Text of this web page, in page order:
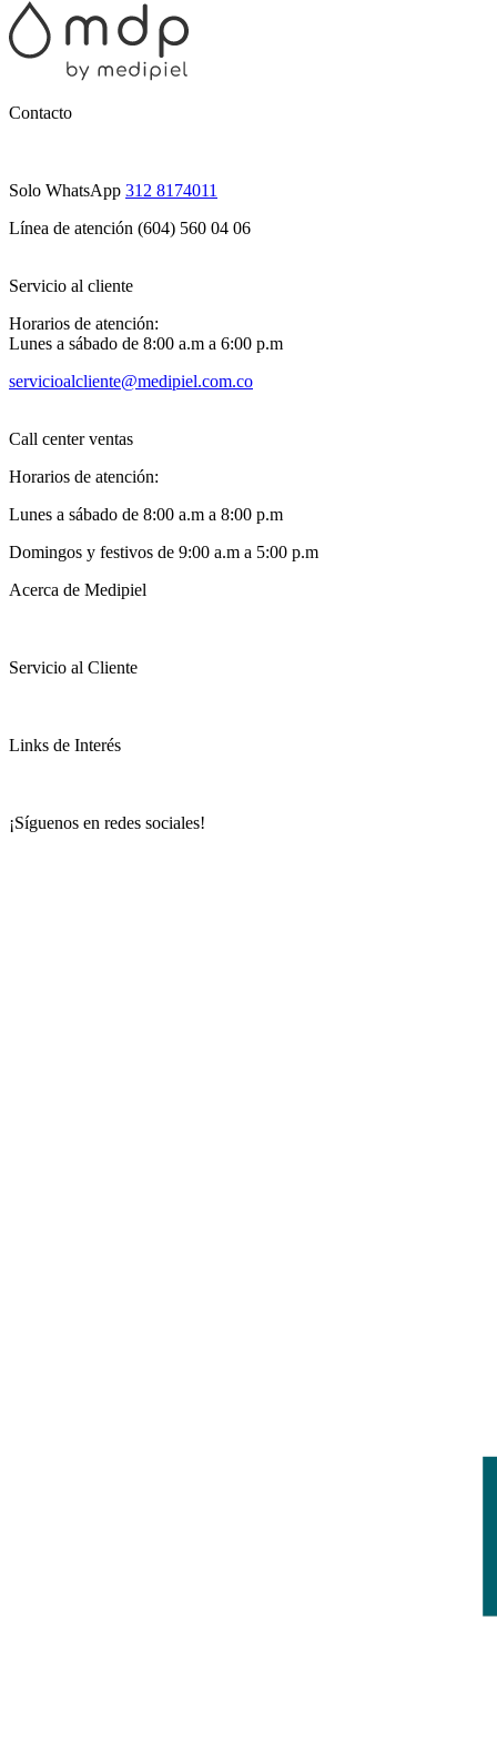
Contacto
Solo WhatsApp 312 8174011
Línea de atención (604) 560 04 06
Servicio al cliente
Horarios de atención:
Lunes a sábado de 8:00 a.m a 6:00 p.m
servicioalcliente@medipiel.com.co
Call center ventas
Horarios de atención:
Lunes a sábado de 8:00 a.m a 8:00 p.m
Domingos y festivos de 9:00 a.m a 5:00 p.m
Acerca de Medipiel
Servicio al Cliente
Links de Interés
¡Síguenos en redes sociales!